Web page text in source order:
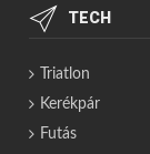
TECH
Triatlon
Kerékpár
Futás